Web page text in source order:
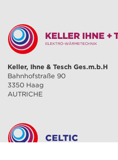
Keller, Ihne & Tesch Ges.m.b.H
Bahnhofstraße 90
3350 Haag
AUTRICHE